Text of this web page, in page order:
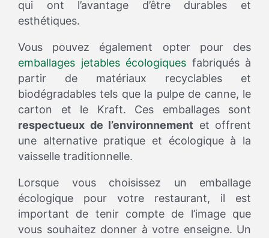
qui ont l’avantage d’être durables et
esthétiques.
Vous pouvez également opter pour des
emballages jetables écologiques fabriqués à
partir de matériaux recyclables et
biodégradables tels que la pulpe de canne, le
carton et le Kraft. Ces emballages sont
respectueux de l’environnement et offrent
une alternative pratique et écologique à la
vaisselle traditionnelle.
Lorsque vous choisissez un emballage
écologique pour votre restaurant, il est
important de tenir compte de l’image que
vous souhaitez donner à votre enseigne. Un